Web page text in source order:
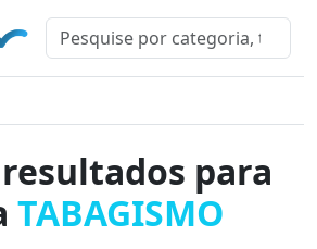
para
TABAGISMO